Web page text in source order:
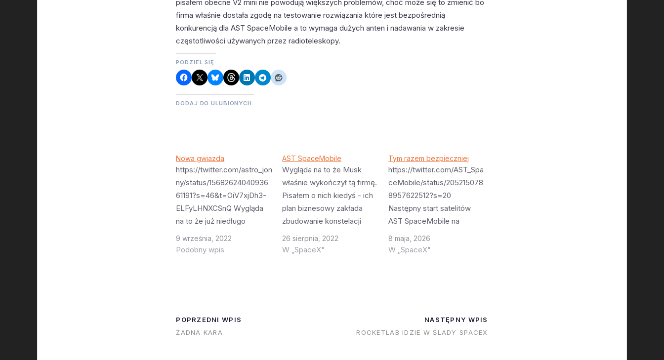
pisałem obecne V2 mini nie powodują większych problemów, choć może się to zmienić bo
firma właśnie dostała zgodę na testowanie rozwiązania które jest bezpośrednią
konkurencją dla AST SpaceMobile a to wymaga dużych anten i nadawania w zakresie
częstotliwości używanych przez radioteleskopy.
PODZIEL SIĘ:
DODAJ DO ULUBIONYCH:
Nowa gwiazda
https://twitter.com/astro_jon
ny/status/15682624040936
61191?s=46&t=OiV7xjDh3-
ELFyLHNXCSnQ Wygląda
na to że już niedługo
będziemy mieli nową
gwiazdkę na niebie - satelita
mniejszy niż początkowo
firma planowała, ale plany
9 września, 2022
Podobny wpis
AST SpaceMobile
Wygląda na to że Musk
właśnie wykończył tą firmę.
Pisałem o nich kiedyś - ich
plan biznesowy zakłada
zbudowanie konstelacji
satelitów które pozwolą na
używanie istniejących
26 sierpnia, 2022
W „SpaceX"
Tym razem bezpieczniej
https://twitter.com/AST_Spa
ceMobile/status/205215078
8957622512?s=20
Następny start satelitów
AST SpaceMobile na
pokładzie Falcon 9. Tym
razem trzy sztuki
tego startu czy raczej z
obecnego udźwigu rakiety.
8 maja, 2026
W „SpaceX"
POPRZEDNI WPIS
ŻADNA KARA
NASTĘPNY WPIS
ROCKETLAB IDZIE W ŚLADY SPACEX